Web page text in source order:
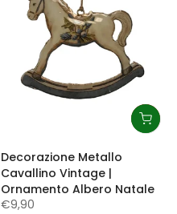
Decorazione Metallo
Cavallino Vintage |
Ornamento Albero Natale
€9,90